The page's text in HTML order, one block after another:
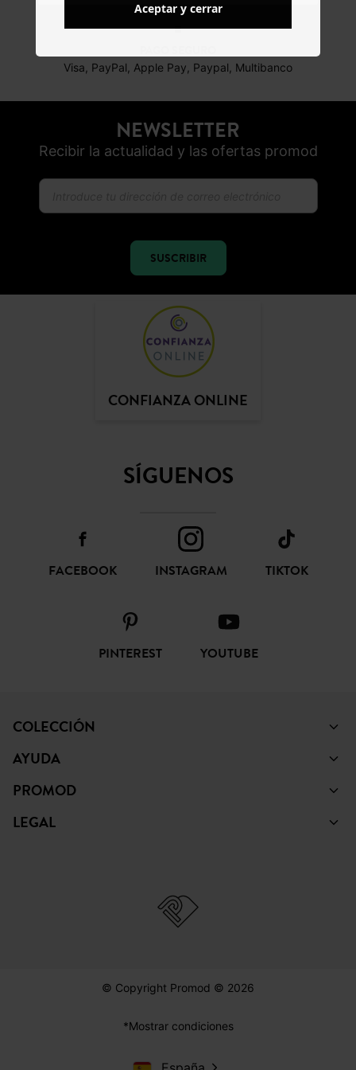
Visa, PayPal, Apple Pay, Paypal, Multibanco
NEWSLETTER
Recibir la actualidad y las ofertas promod
SUSCRIBIR
CONFIANZA ONLINE
SÍGUENOS
FACEBOOK INSTAGRAM TIKTOK
PINTEREST YOUTUBE
COLECCIÓN
AYUDA
PROMOD
LEGAL
© Copyright Promod © 2026
*Mostrar condiciones
Aceptar y cerrar